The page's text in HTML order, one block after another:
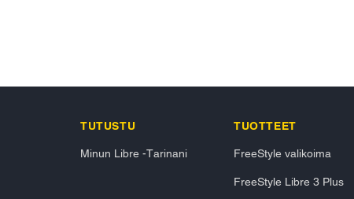
TUTUSTU
Minun Libre -Tarinani
TUOTTEET
FreeStyle valikoima
FreeStyle Libre 3 Plus